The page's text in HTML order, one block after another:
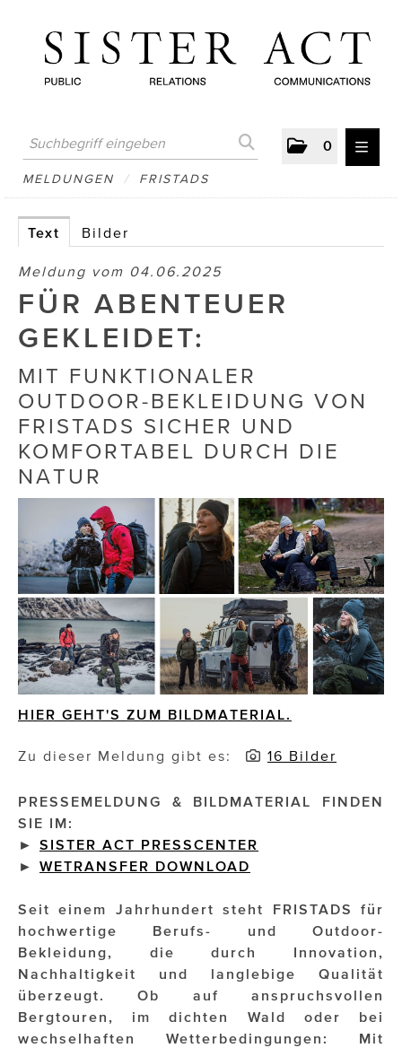
0
MELDUNGEN
AUSTRIAN PRESS DAY
ATELIER FĒ.
BERTRAMS
CUBE
Die Dudlerei
Dominic Marcus Singer
Dominique Scharax – Move Mind Breath
Dr. Albert Fuchs
Élan Flow
Foodsavers
FREIHERZ
FRISTADS
GymBeam
Impressionisten
JOHANN STRAUSS – NEW DIMENSIONS
JOOLZ
JUWELIER WAGNER
Merz Aesthetics
MELDUNGEN / FRISTADS
Text Bilder
Meldung vom 04.06.2025
FÜR ABENTEUER
GEKLEIDET:
MIT FUNKTIONALER
OUTDOOR-BEKLEIDUNG VON
FRISTADS SICHER UND
KOMFORTABEL DURCH DIE
NATUR
HIER GEHT'S ZUM BILDMATERIAL.
Zu dieser Meldung gibt es: 16 Bilder
PRESSEMELDUNG & BILDMATERIAL FINDEN
SIE IM:
► SISTER ACT PRESSCENTER
► WETRANSFER DOWNLOAD
Seit einem Jahrhundert steht FRISTADS für
hochwertige Berufs- und Outdoor-
Bekleidung, die durch Innovation,
Nachhaltigkeit und langlebige Qualität
überzeugt. Ob auf anspruchsvollen
Bergtouren, im dichten Wald oder bei
wechselhaften Wetterbedingungen: Mit